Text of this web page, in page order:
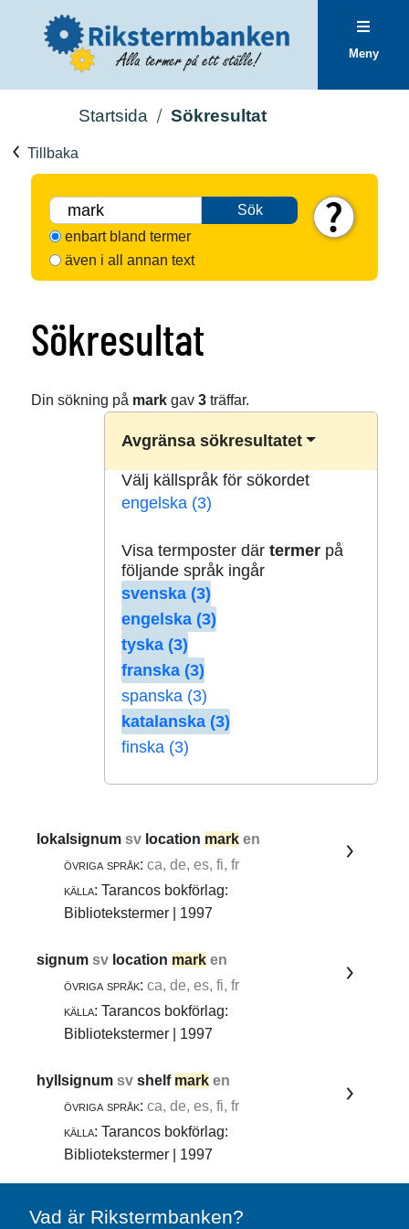
Meny
Startsida Sökresultat
Tillbaka
Sök
enbart bland termer
även i all annan text
Sökresultat
Din sökning på markgav 3träffar.
Avgränsa sökresultatet
Välj källspråk för sökordet
engelska (3)
Visa termposter där termerpå
följande språk ingår
svenska (3)
engelska (3)
tyska (3)
franska (3)
spanska (3)
katalanska (3)
finska (3)
lokalsignumsv location mark en
övriga språk: ca, de, es, fi, fr
källa: Tarancos bokförlag:
Bibliotekstermer | 1997
signumsv location mark en
övriga språk: ca, de, es, fi, fr
källa: Tarancos bokförlag:
Bibliotekstermer | 1997
hyllsignumsvshelf mark en
övriga språk: ca, de, es, fi, fr
källa: Tarancos bokförlag:
Bibliotekstermer | 1997
Vad är Rikstermbanken?